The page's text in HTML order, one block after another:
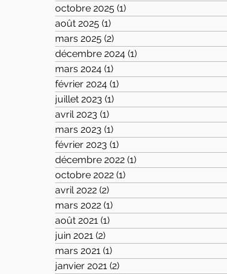
octobre 2025 (1)
août 2025 (1)
mars 2025 (2)
décembre 2024 (1)
mars 2024 (1)
février 2024 (1)
juillet 2023 (1)
avril 2023 (1)
mars 2023 (1)
février 2023 (1)
décembre 2022 (1)
octobre 2022 (1)
avril 2022 (2)
mars 2022 (1)
août 2021 (1)
juin 2021 (2)
mars 2021 (1)
janvier 2021 (2)